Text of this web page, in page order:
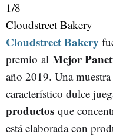
1/8
Cloudstreet Bakery
Cloudstreet Bakery
premio al Mejor
año 2019. Una
característico dulce
productos que
está elaborada con